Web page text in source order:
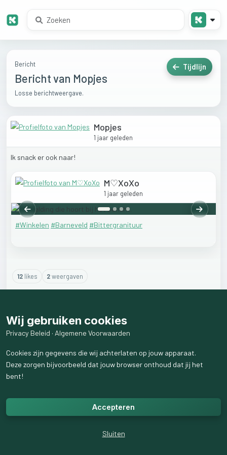
Bericht
Bericht van Mopjes
Losse berichtweergave.
Tijdlijn
Mopjes
1 jaar geleden
Ik snack er ook naar!
M♡XoXo
1 jaar geleden
Vorige
#Winkelen #Barneveld #Bittergranituur
12likes 2weergaven
Wij gebruiken cookies
Privacy Beleid · Algemene Voorwaarden
Cookies zijn gegevens die wij achterlaten op jouw apparaat.
Deze zorgen bijvoorbeeld dat jouw browser onthoud dat jij het
bent!
Accepteren
Sluiten